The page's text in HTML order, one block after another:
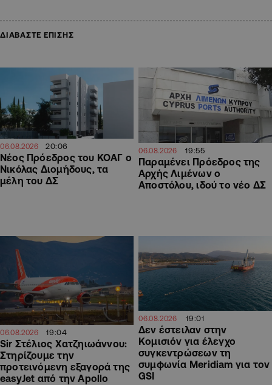
ΔΙΑΒΑΣΤΕ ΕΠΙΣΗΣ
06.08.2026 20:06
Νέος Πρόεδρος του ΚΟΑΓ ο
Νικόλας Διομήδους, τα
μέλη του ΔΣ
06.08.2026 19:55
Παραμένει Πρόεδρος της
Αρχής Λιμένων ο
Αποστόλου, ιδού το νέο ΔΣ
06.08.2026 19:04
Sir Στέλιος Χατζηιωάννου:
Στηρίζουμε την
προτεινόμενη εξαγορά της
easyJet από την Apollo
06.08.2026 19:01
Δεν έστειλαν στην
Κομισιόν για έλεγχο
συγκεντρώσεων τη
συμφωνία Meridiam για τον
GSI